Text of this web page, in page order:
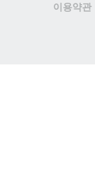
이용약관